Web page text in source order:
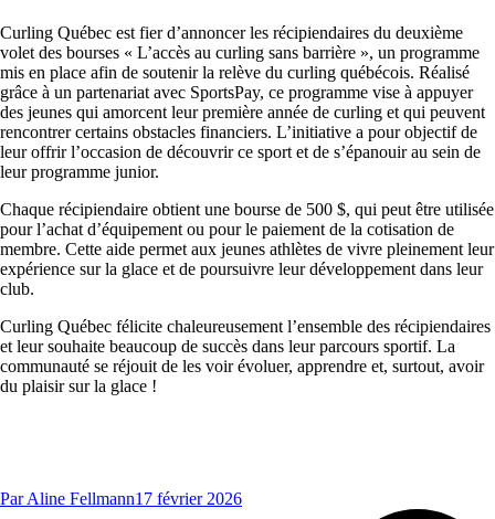
Curling Québec est fier d’annoncer les récipiendaires du deuxième
volet des bourses « L’accès au curling sans barrière », un programme
mis en place afin de soutenir la relève du curling québécois. Réalisé
grâce à un partenariat avec SportsPay, ce programme vise à appuyer
des jeunes qui amorcent leur première année de curling et qui peuvent
rencontrer certains obstacles financiers. L’initiative a pour objectif de
leur offrir l’occasion de découvrir ce sport et de s’épanouir au sein de
leur programme junior.
Chaque récipiendaire obtient une bourse de 500 $, qui peut être utilisée
pour l’achat d’équipement ou pour le paiement de la cotisation de
membre. Cette aide permet aux jeunes athlètes de vivre pleinement leur
expérience sur la glace et de poursuivre leur développement dans leur
club.
Curling Québec félicite chaleureusement l’ensemble des récipiendaires
et leur souhaite beaucoup de succès dans leur parcours sportif. La
communauté se réjouit de les voir évoluer, apprendre et, surtout, avoir
du plaisir sur la glace !
ParAline Fellmann17 février 2026